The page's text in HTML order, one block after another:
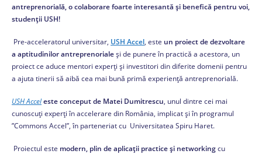
antreprenorială, o colaborare foarte interesantă și benefică pentru voi,
studenții USH!
Pre-acceleratorul universitar, USH Accel, este un proiect de dezvoltare
a aptitudinilor antreprenorialeși de punere în practică a acestora, un
proiect ce aduce mentori experți și investitori din diferite domenii pentru
a ajuta tinerii să aibă cea mai bună primă experiență antreprenorială.
USH Acceleste conceput de Matei Dumitrescu, unul dintre cei mai
cunoscuți experți în accelerare din România, implicat și în programul
”Commons Accel”, în parteneriat cu Universitatea Spiru Haret.
Proiectul este modern, plin de aplicații practice și networkingcu